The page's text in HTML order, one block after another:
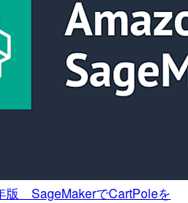
版 SageMakerでCartPoleを